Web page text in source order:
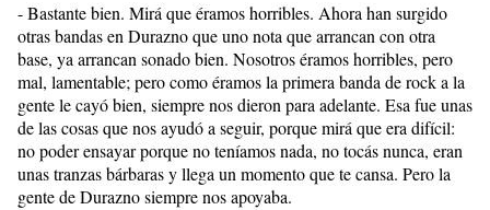
- Bastante bien. Mirá que éramos horribles. Ahora han surgido
otras bandas en Durazno que uno nota que arrancan con otra
base, ya arrancan sonado bien. Nosotros éramos horribles, pero
mal, lamentable; pero como éramos la primera banda de rock a la
gente le cayó bien, siempre nos dieron para adelante. Esa fue unas
de las cosas que nos ayudó a seguir, porque mirá que era difícil:
no poder ensayar porque no teníamos nada, no tocás nunca, eran
unas tranzas bárbaras y llega un momento que te cansa. Pero la
gente de Durazno siempre nos apoyaba.